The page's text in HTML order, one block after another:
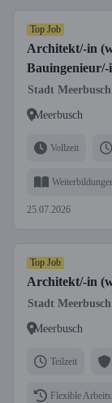
Top Job
Architekt/-in
Stadt Meerbusch
Meerbusch
Vollzeit
25.07.2026
Top Job
Architekt/-in
Stadt Meerbusch
Meerbusch
Teilzeit
Flexible